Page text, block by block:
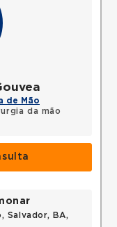
de Mão
da mão
Salvador, BA,